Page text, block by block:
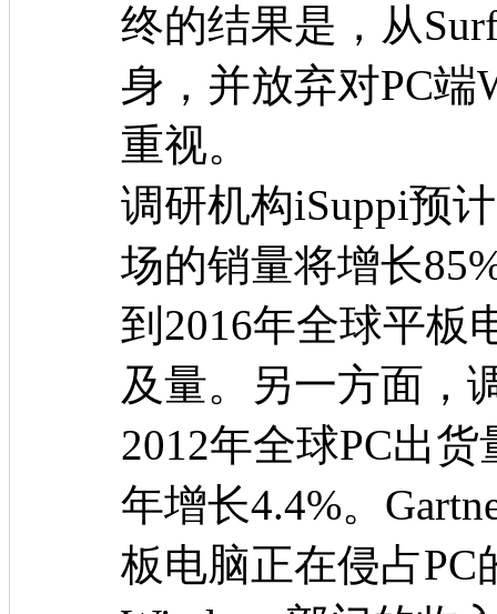
终的结果是，从
身，并放弃对PC端
重视。
调研机构iSuppi预
场的销量将增长
到2016年全球平板
及量。另一方面，
2012年全球PC出
年增长4.4%。
板电脑正在侵占